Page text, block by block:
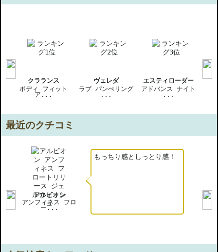
クラランス
ボディ フィット
ア...
ヴェレダ
ラブ パンぺリング
...
エスティローダー
アドバンス ナイト
...
エ
最近のクチコミ
アルビオン
アンフィネス フロ
ー...
もっちり感としっとり感！